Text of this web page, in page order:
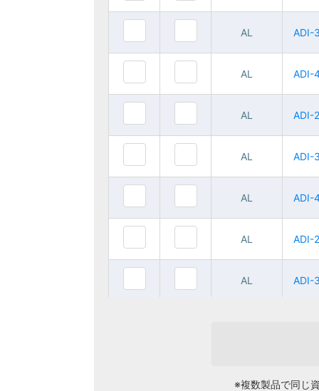
ADI-3010
ADI-4010
ADI-2015
ADI-3015
ADI-4015
ADI-2020
ADI-3020
AL ADI-
AL ADI-
AL ADI-
AL ADI-
AL ADI-
AL ADI-
AL ADI-
ADI-3010
ADI-4010
ADI-2015
ADI-3015
ADI-4015
ADI-2020
ADI-3020
AL ADI-
AL ADI-
AL ADI-
AL ADI-
AL ADI-
AL ADI-
AL ADI-
※複数製品で同じ